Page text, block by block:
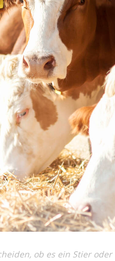
ob es ein Stier